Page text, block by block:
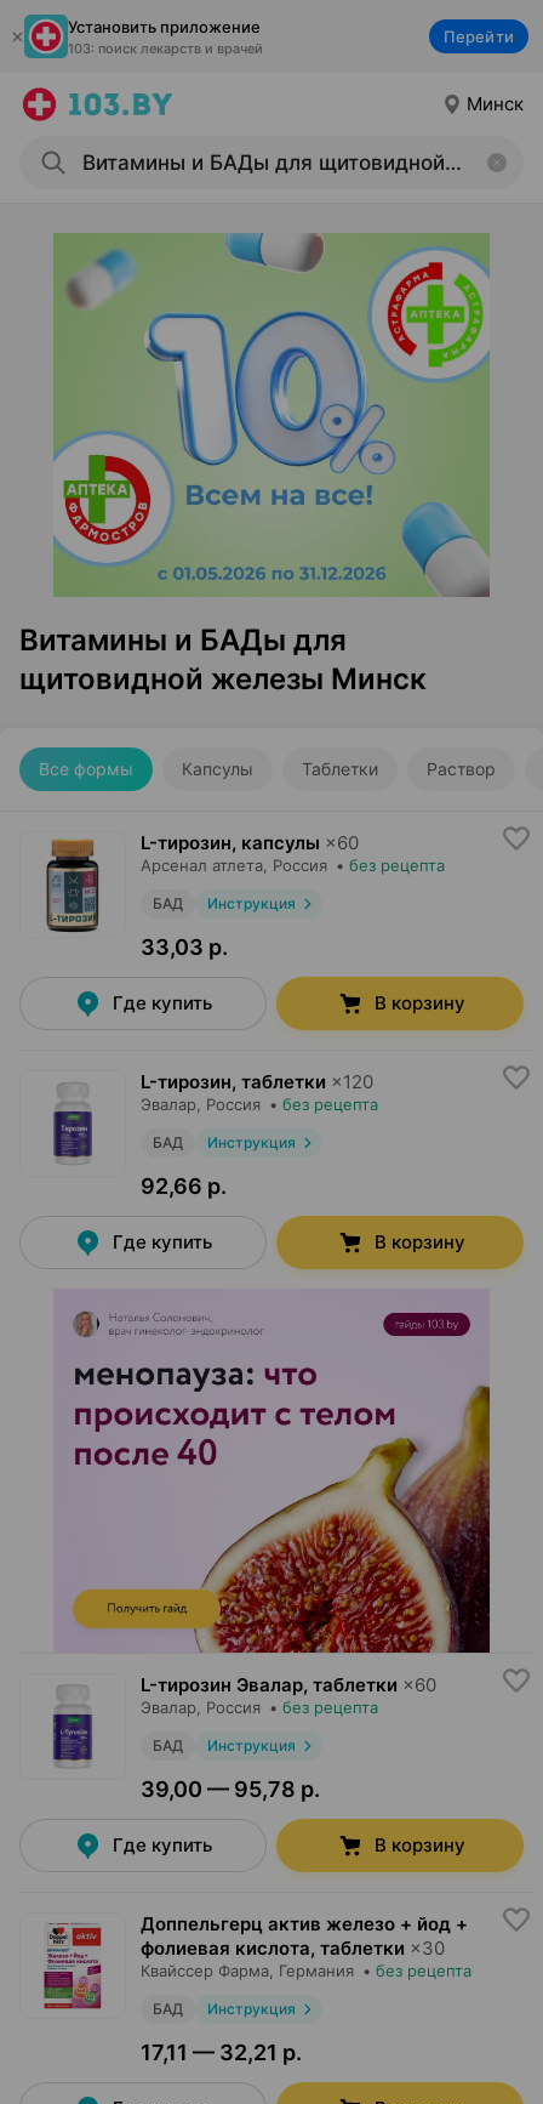
Установить приложение
103: поиск лекарств и врачей
Перейти
Минск
Витамины и БАДы для
щитовидной железы Минск
Все формы Капсулы Таблетки Раствор
L-тирозин, капсулы ×60
Арсенал атлета , Россия • без рецепта
БАД Инструкция
33,03 р.
Где купить В корзину
L-тирозин, таблетки ×120
Эвалар , Россия • без рецепта
БАД Инструкция
92,66 р.
Где купить В корзину
L-тирозин Эвалар, таблетки ×60
Эвалар , Россия • без рецепта
БАД Инструкция
39,00 — 95,78 р.
Где купить В корзину
Доппельгерц актив железо + йод +
фолиевая кислота, таблетки ×30
Квайссер Фарма , Германия • без рецепта
БАД Инструкция
17,11 — 32,21 р.